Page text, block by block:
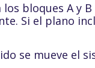
los bloques A y B
Si el plano
se mueve el